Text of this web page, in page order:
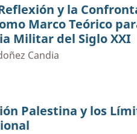
y la
Marco Teórico
Militar del Siglo XXI
Candia
Palestina y los